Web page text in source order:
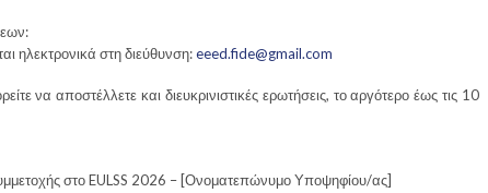
ηλεκτρονικά στη διεύθυνση:eeed.fide@gmail.com
να αποστέλλετε και διευκρινιστικές ερωτήσεις, το αργότερο έως τις 10
στο EULSS 2026 – [Ονοματεπώνυμο Υποψηφίου/ας]